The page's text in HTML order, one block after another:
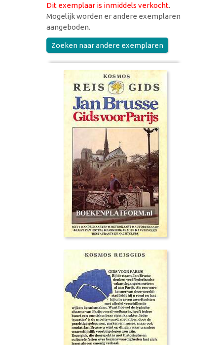
Dit exemplaar is inmiddels verkocht.
Mogelijk worden er andere exemplaren
aangeboden.
Zoeken naar andere exemplaren